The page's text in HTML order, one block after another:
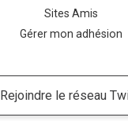
Sites Amis
Gérer mon adhésion
Rejoindre le réseau